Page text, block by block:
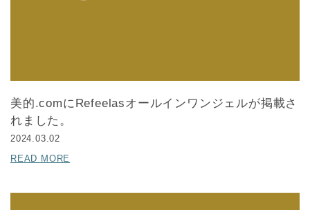
美的.comにRefeelasオールインワンジェルが掲載さ
れました。
2024.03.02
READ MORE